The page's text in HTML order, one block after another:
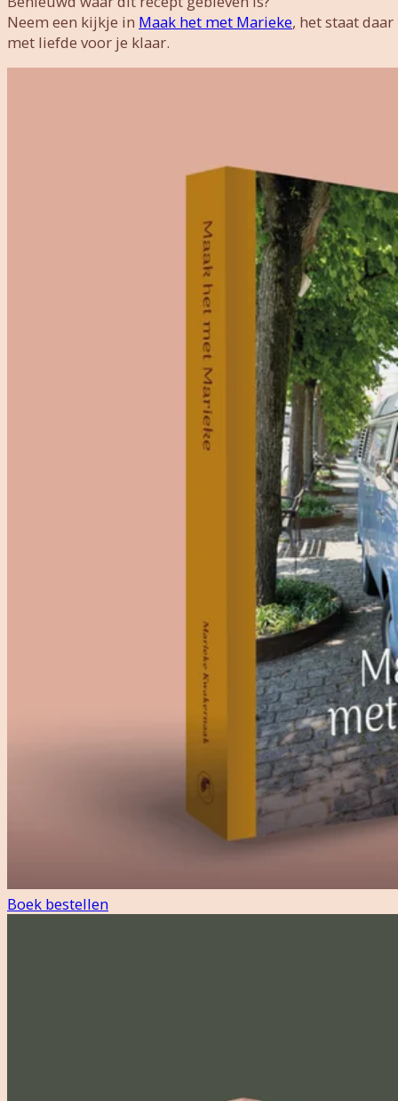
Neem een ​​kijkje in Maak het met Marieke, het staat daar
met liefde voor je klaar.
Boek bestellen